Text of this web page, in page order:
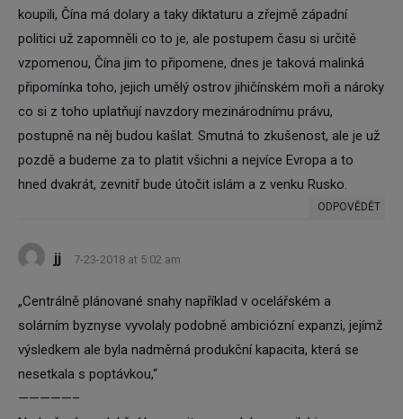
koupili, Čína má dolary a taky diktaturu a zřejmě západní
politici už zapomněli co to je, ale postupem času si určitě
vzpomenou, Čína jim to připomene, dnes je taková malinká
připomínka toho, jejich umělý ostrov jihičínském moři a nároky
co si z toho uplatňují navzdory mezinárodnímu právu,
postupně na něj budou kašlat. Smutná to zkušenost, ale je už
pozdě a budeme za to platit všichni a nejvíce Evropa a to
hned dvakrát, zevnitř bude útočit islám a z venku Rusko.
ODPOVĚDĚT
jj 7-23-2018 at 5:02 am
„Centrálně plánované snahy například v ocelářském a
solárním byznyse vyvolaly podobně ambiciózní expanzi, jejímž
výsledkem ale byla nadměrná produkční kapacita, která se
nesetkala s poptávkou,“
—————–